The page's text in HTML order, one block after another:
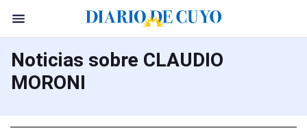
Noticias sobre CLAUDIO
MORONI